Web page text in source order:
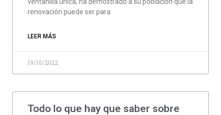
renovación puede ser para
LEER MÁS
19/10/2022
Todo lo que hay que saber sobre